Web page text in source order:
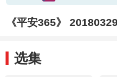
《平安365》
选集